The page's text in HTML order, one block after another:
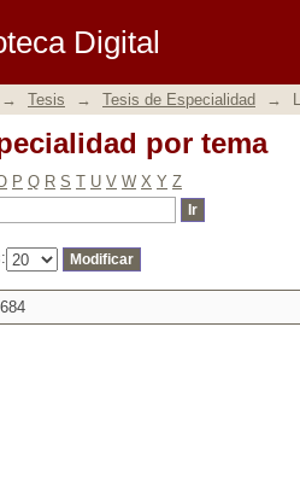
Digital
por tema
→ Tesis → Tesis de Especialidad →
por tema
P Q R S T U V W X Y Z